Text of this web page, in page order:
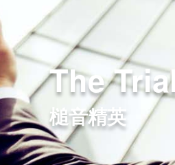
The
槌音精英